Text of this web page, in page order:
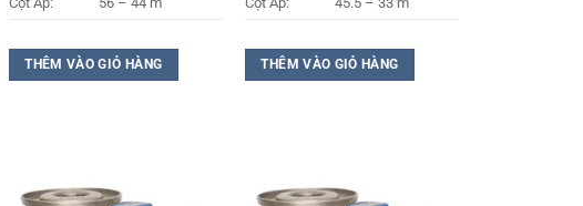
THÊM VÀO GIỎ HÀNG THÊM VÀO GIỎ HÀNG